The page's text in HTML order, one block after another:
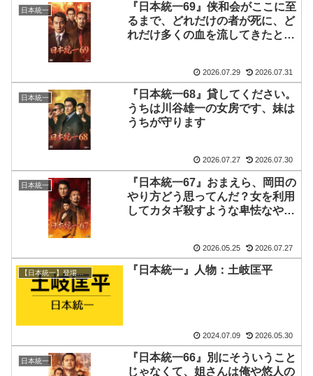
日本統一
『日本統一69』侠和会がここに至
るまで、どれだけの者が死に、ど
れだけ多くの血を流してきたと思
2026.07.29 2026.07.31
日本統一
『日本統一68』貸してください。
うちは川谷雄一の女房です、妹は
うちが守ります
2026.07.27 2026.07.30
日本統一
『日本統一67』おまえら、岡田の
やり方どう思ってんだ？女を利用
してカタギ殺すような卑怯なやり
2026.05.25 2026.07.27
【日本統一】登場人物/組織 『日本統一』人物：土岐匡平
2024.07.09 2026.05.30
日本統一
『日本統一66』別にそういうこと
じゃなくて、姐さんは俺や悠人の